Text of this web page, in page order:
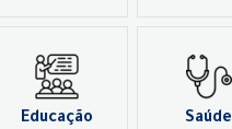
Educação Saúde